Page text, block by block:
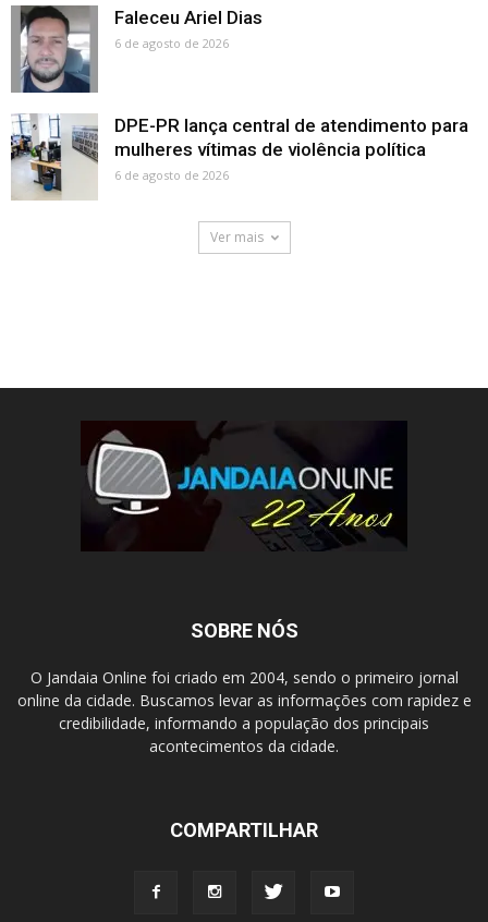
Faleceu Ariel Dias
6 de agosto de 2026
DPE-PR lança central de atendimento para
mulheres vítimas de violência política
6 de agosto de 2026
Ver mais
SOBRE NÓS
O Jandaia Online foi criado em 2004, sendo o primeiro jornal
online da cidade. Buscamos levar as informações com rapidez e
credibilidade, informando a população dos principais
acontecimentos da cidade.
COMPARTILHAR